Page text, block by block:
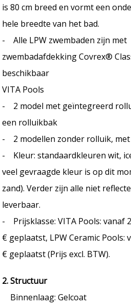
is 80 cm breed en vormt een
hele breedte van het bad.
- Alle LPW zwembaden zijn met
zwembadafdekking Covrex®
beschikbaar
VITA Pools
- 2 model met geïntegreerd
een rolluikbak
- 2 modellen zonder rolluik, met
- Kleur: standaardkleuren wit,
veel gevraagde kleur is op dit
zand). Verder zijn alle niet
leverbaar.
- Prijsklasse: VITA Pools: vanaf
€ geplaatst, LPW Ceramic Pools:
€ geplaatst (Prijs excl. BTW).
2. Structuur
Binnenlaag: Gelcoat